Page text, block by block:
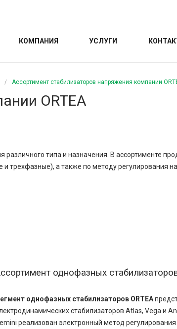
КОМПАНИЯ УСЛУГИ
/ Ассортимент стабилизаторов напряжения компании
ORTEA
типа и назначения. В ассортименте
трехфазные), а также по методу регулирования
однофазных
однофазных стабилизаторов ORTEA
стабилизаторов Atlas, Vega и
реализован электронный метод